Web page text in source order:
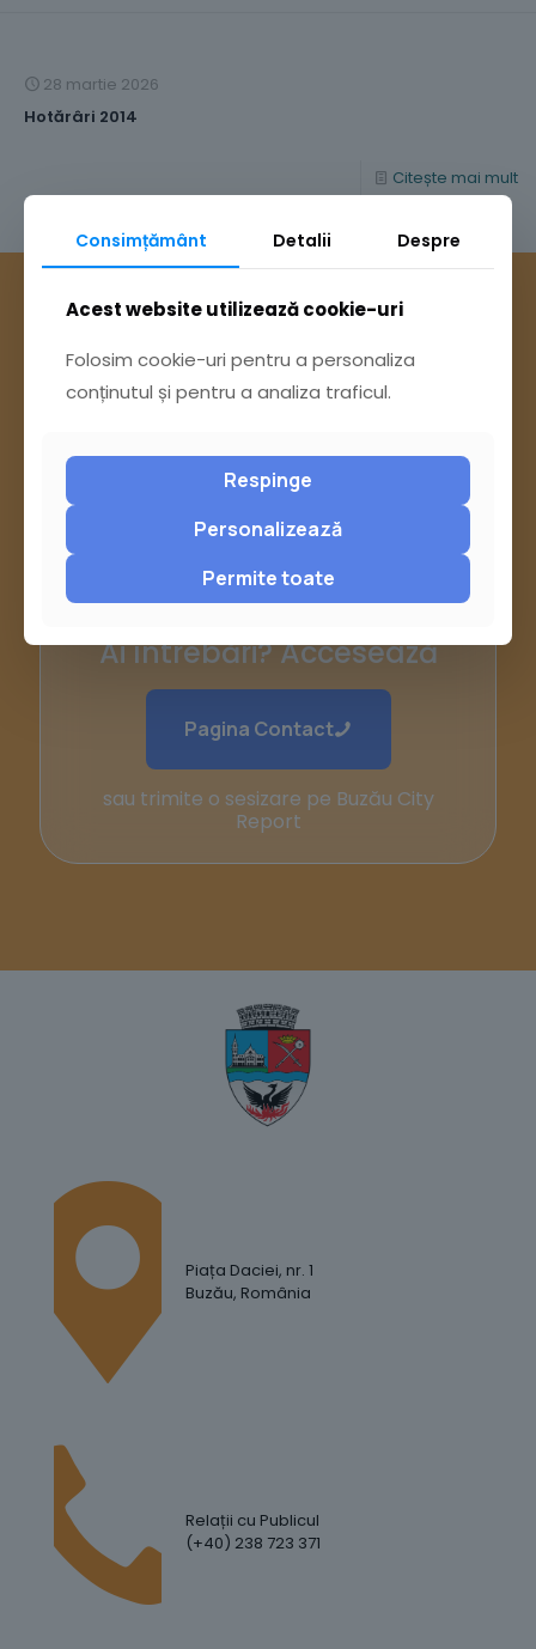
28 martie 2026
Hotărâri 2014
Citește mai mult
Ai întrebări? Accesează
Pagina Contact
sau trimite o sesizare pe Buzău City
Report
Piața Daciei, nr. 1
Buzău, România
Relații cu Publicul
(+40) 238 723 371
Consimțământ Detalii Despre
Acest website utilizează cookie-uri
Folosim cookie-uri pentru a personaliza
conținutul și pentru a analiza traficul.
Respinge
Personalizează
Permite toate